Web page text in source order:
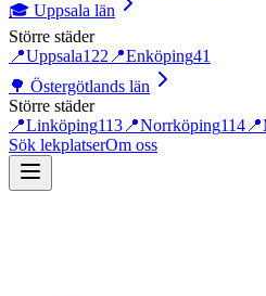
🎓 Uppsala län
Större städer
📍Uppsala122 📍Enköping41
🌳 Östergötlands län
Större städer
📍Linköping113 📍Norrköping114 📍
Sök lekplatserOm oss